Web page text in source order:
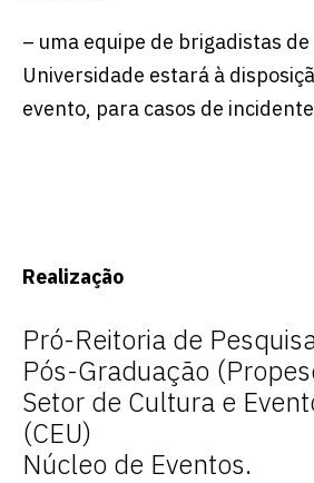
– uma equipe de brigadistas
Universidade estará à
evento, para casos de
Realização
Pró-Reitoria de
Pós-Graduação
Setor de Cultura e
(CEU)
Núcleo de Eventos.